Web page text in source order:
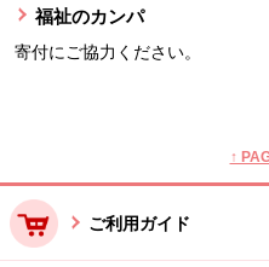
福祉のカンパ
寄付にご協力ください。
↑
ご利用ガイド